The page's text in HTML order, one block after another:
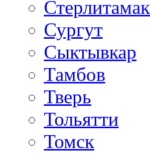
Стерлитамак
Сургут
Сыктывкар
Тамбов
Тверь
Тольятти
Томск